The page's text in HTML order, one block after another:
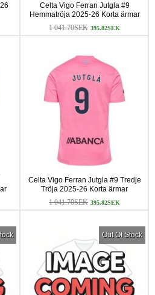
Celta Vigo Ferran Jutgla #9
Hemmatröja 2025-26 Korta ärmar
1 041.70SEK 395.82SEK
Celta Vigo Ferran Jutgla #9 Tredje
Tröja 2025-26 Korta ärmar
1 041.70SEK 395.82SEK
Out Of Stock